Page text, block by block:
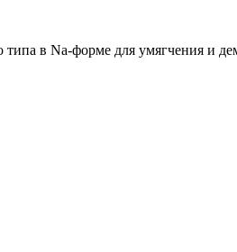
в Na-форме для умягчения и